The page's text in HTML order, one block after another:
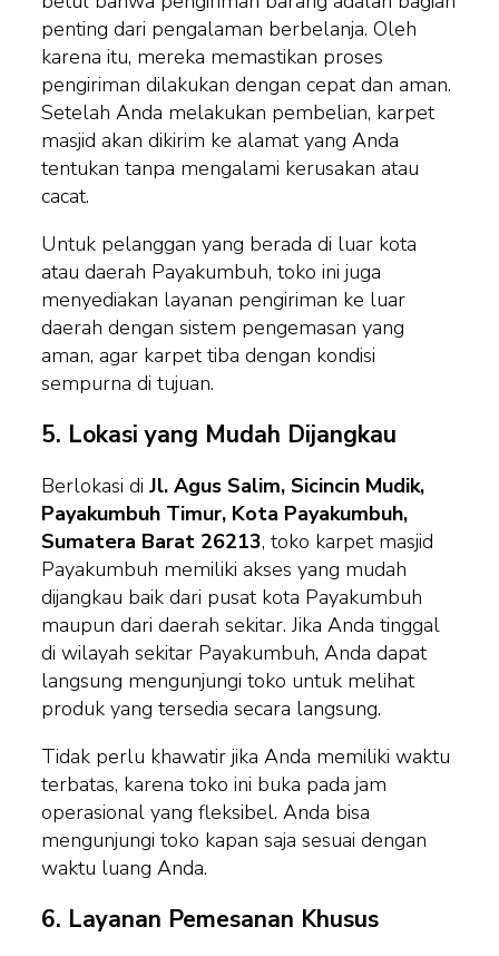
penting dari pengalaman berbelanja. Oleh
karena itu, mereka memastikan proses
pengiriman dilakukan dengan cepat dan aman.
Setelah Anda melakukan pembelian, karpet
masjid akan dikirim ke alamat yang Anda
tentukan tanpa mengalami kerusakan atau
cacat.
Untuk pelanggan yang berada di luar kota
atau daerah Payakumbuh, toko ini juga
menyediakan layanan pengiriman ke luar
daerah dengan sistem pengemasan yang
aman, agar karpet tiba dengan kondisi
sempurna di tujuan.
5. Lokasi yang Mudah Dijangkau
Berlokasi di Jl. Agus Salim, Sicincin Mudik,
Payakumbuh Timur, Kota Payakumbuh,
Sumatera Barat 26213, toko karpet masjid
Payakumbuh memiliki akses yang mudah
dijangkau baik dari pusat kota Payakumbuh
maupun dari daerah sekitar. Jika Anda tinggal
di wilayah sekitar Payakumbuh, Anda dapat
langsung mengunjungi toko untuk melihat
produk yang tersedia secara langsung.
Tidak perlu khawatir jika Anda memiliki waktu
terbatas, karena toko ini buka pada jam
operasional yang fleksibel. Anda bisa
mengunjungi toko kapan saja sesuai dengan
waktu luang Anda.
6. Layanan Pemesanan Khusus